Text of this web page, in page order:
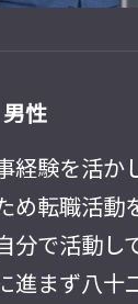
性
経験を活か
め転職活動
分で活動し
進まず八十